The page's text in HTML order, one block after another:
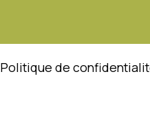
Politique de